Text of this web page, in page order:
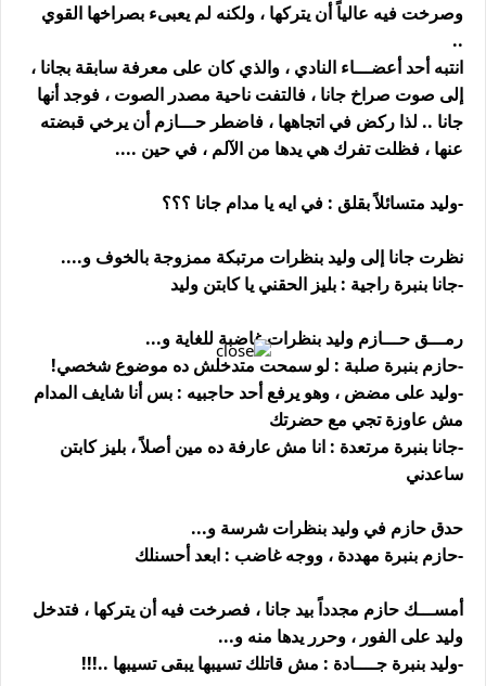
وصرخت فيه عالياً أن يتركها ، ولكنه لم يعبىء بصراخها القوي
..
انتبه أحد أعضـــاء النادي ، والذي كان على معرفة سابقة بجانا ،
إلى صوت صراخ جانا ، فالتفت ناحية مصدر الصوت ، فوجد أنها
جانا .. لذا ركض في اتجاهها ، فاضطر حـــازم أن يرخي قبضته
عنها ، فظلت تفرك هي يدها من الآلم ، في حين ....
-وليد متسائلاً بقلق : في ايه يا مدام جانا ؟؟؟
نظرت جانا إلى وليد بنظرات مرتبكة ممزوجة بالخوف و....
-جانا بنبرة راجية : بليز الحقني يا كابتن وليد
رمـــق حـــازم وليد بنظرات غاضبة للغاية و...
-حازم بنبرة صلبة : لو سمحت متدخلش ده موضوع شخصي!
-وليد على مضض ، وهو يرفع أحد حاجبيه : بس أنا شايف المدام
مش عاوزة تجي مع حضرتك
-جانا بنبرة مرتعدة : انا مش عارفة ده مين أصلاً ، بليز كابتن
ساعدني
حدق حازم في وليد بنظرات شرسة و...
-حازم بنبرة مهددة ، ووجه غاضب : ابعد أحسنلك
أمســـك حازم مجدداً بيد جانا ، فصرخت فيه أن يتركها ، فتدخل
وليد على الفور ، وحرر يدها منه و...
-وليد بنبرة جــــادة : مش قاتلك تسيبها يبقى تسيبها ..!!!